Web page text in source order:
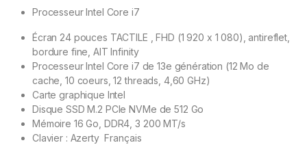
Processeur Intel Core i7
Écran 24 pouces TACTILE , FHD (1 920 x 1 080), antireflet,
bordure fine, AIT Infinity
Processeur Intel Core i7 de 13e génération (12 Mo de
cache, 10 coeurs, 12 threads, 4,60 GHz)
Carte graphique Intel
Disque SSD M.2 PCIe NVMe de 512 Go
Mémoire 16 Go, DDR4, 3 200 MT/s
Clavier : Azerty Français